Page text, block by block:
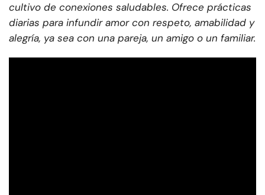
cultivo de conexiones saludables. Ofrece prácticas
diarias para infundir amor con respeto, amabilidad y
alegría, ya sea con una pareja, un amigo o un familiar.